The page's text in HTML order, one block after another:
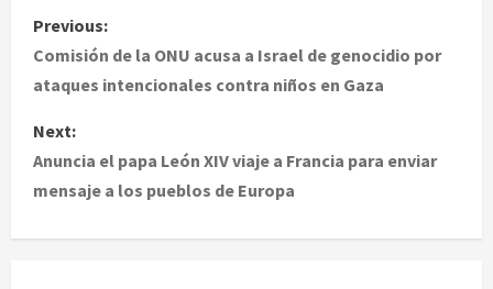
P
o
t
n
a
Previous:
Comisión de la ONU acusa a Israel de genocidio por
ataques intencionales contra niños en Gaza
Next:
Anuncia el papa León XIV viaje a Francia para enviar
mensaje a los pueblos de Europa